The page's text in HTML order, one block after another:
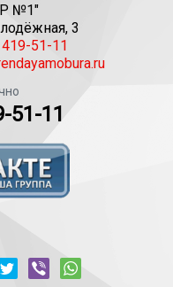
№1"
3
51-11
51-11